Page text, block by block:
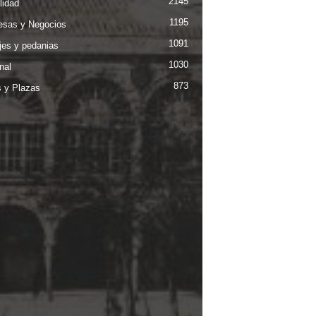
y Negocios 1195
y pedanias 1091
1030
y Plazas 873